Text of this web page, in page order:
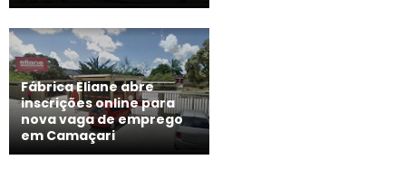
Fábrica Eliane abre
inscrições online para
nova vaga de emprego
em Camaçari